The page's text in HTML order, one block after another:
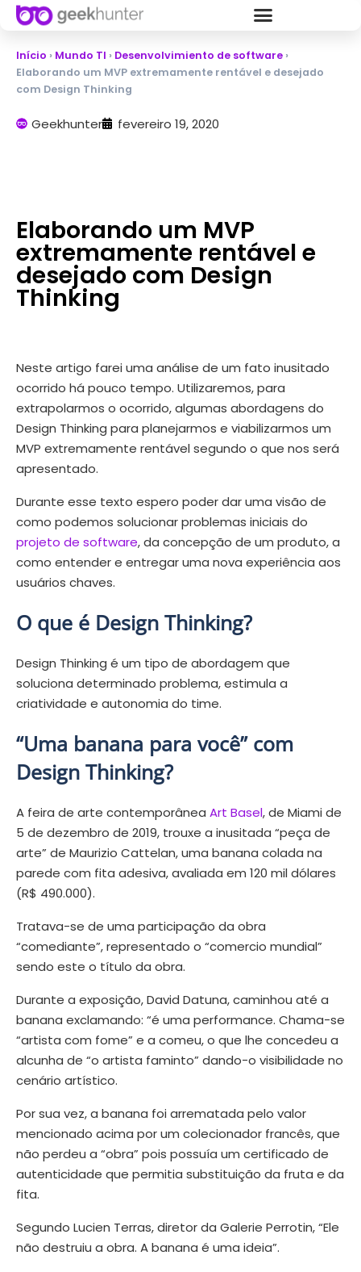
Início › Mundo TI › Desenvolvimiento de software ›
Elaborando um MVP extremamente rentável e desejado
com Design Thinking
Geekhunter fevereiro 19, 2020
Elaborando um MVP
extremamente rentável e
desejado com Design
Thinking
Neste artigo farei uma análise de um fato inusitado
ocorrido há pouco tempo. Utilizaremos, para
extrapolarmos o ocorrido, algumas abordagens do
Design Thinking para planejarmos e viabilizarmos um
MVP extremamente rentável segundo o que nos será
apresentado.
Durante esse texto espero poder dar uma visão de
como podemos solucionar problemas iniciais do
projeto de software, da concepção de um produto, a
como entender e entregar uma nova experiência aos
usuários chaves.
O que é Design Thinking?
Design Thinking é um tipo de abordagem que
soluciona determinado problema, estimula a
criatividade e autonomia do time.
“Uma banana para você” com
Design Thinking?
A feira de arte contemporânea Art Basel, de Miami de
5 de dezembro de 2019, trouxe a inusitada “peça de
arte” de Maurizio Cattelan, uma banana colada na
parede com fita adesiva, avaliada em 120 mil dólares
(R$ 490.000).
Tratava-se de uma participação da obra
“comediante”, representado o “comercio mundial”
sendo este o título da obra.
Durante a exposição, David Datuna, caminhou até a
banana exclamando: “é uma performance. Chama-se
“artista com fome” e a comeu, o que lhe concedeu a
alcunha de “o artista faminto” dando-o visibilidade no
cenário artístico.
Por sua vez, a banana foi arrematada pelo valor
mencionado acima por um colecionador francês, que
não perdeu a “obra” pois possuía um certificado de
autenticidade que permitia substituição da fruta e da
fita.
Segundo Lucien Terras, diretor da Galerie Perrotin, “Ele
não destruiu a obra. A banana é uma ideia”.